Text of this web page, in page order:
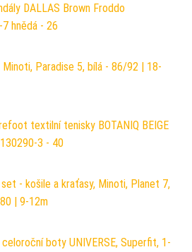
DALLAS Brown Froddo
hnědá - 26
Minoti, Paradise 5, bílá - 86/92 | 18-
textilní tenisky BOTANIQ BEIGE
3 - 40
- košile a kraťasy, Minoti, Planet 7,
| 9-12m
boty UNIVERSE, Superfit, 1-